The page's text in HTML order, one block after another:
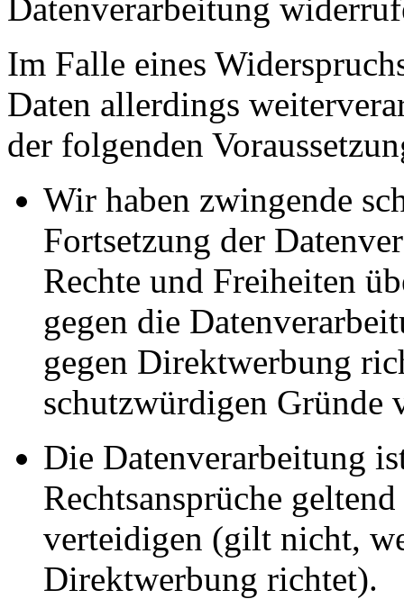
Datenverarbeitung
Im Falle eines
Daten allerdings
der folgenden
Wir haben zwingende
Fortsetzung der
Rechte und Freiheiten
gegen die
gegen Direktwerbung
schutzwürdigen Gründe
Die Datenverarbeitung
Rechtsansprüche
verteidigen (gilt nicht,
Direktwerbung richtet).